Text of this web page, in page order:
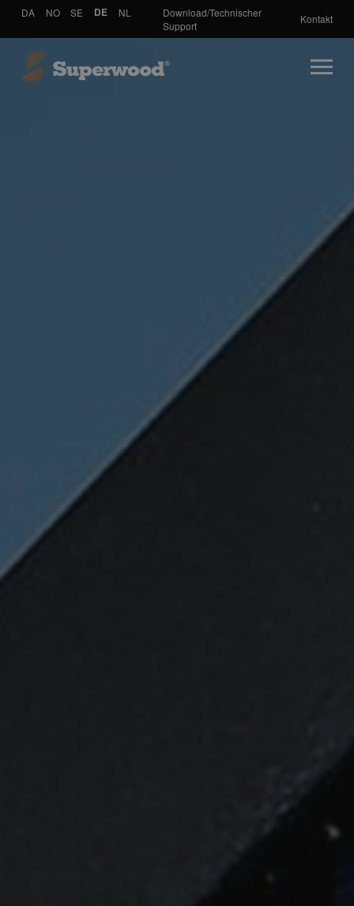
DA NO SE DE NL
Download/Technischer
Support
Kontakt